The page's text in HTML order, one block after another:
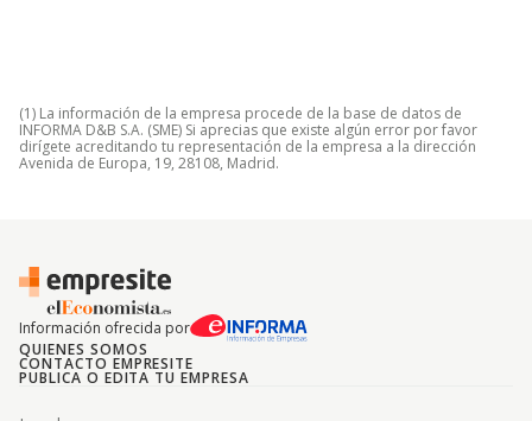
(1) La información de la empresa procede de la base de datos de
INFORMA D&B S.A. (SME) Si aprecias que existe algún error por favor
dirígete acreditando tu representación de la empresa a la dirección
Avenida de Europa, 19, 28108, Madrid.
Información ofrecida por
QUIENES SOMOS
CONTACTO EMPRESITE
PUBLICA O EDITA TU EMPRESA